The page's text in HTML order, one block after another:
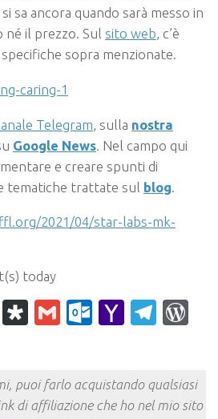
sa ancora quando sarà messo in
il prezzo. Sul sito web, c’è
sopra menzionate.
Telegram, sulla nostra
Google News. Nel campo qui
e creare spunti di
tematiche trattate sul blog.
2021/04/star-labs-mk-
today
WhatsApp
Diaspora
Gmail Yahoo
puoi farlo acquistando qualsiasi
di affiliazione che ho nel mio sito